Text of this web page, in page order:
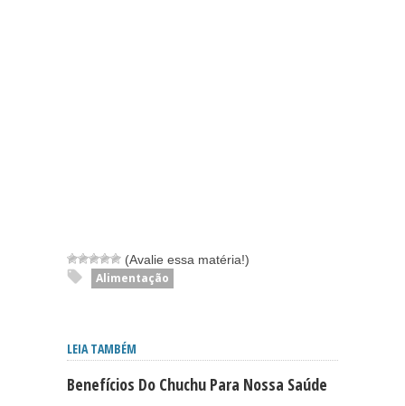
(Avalie essa matéria!)
Alimentação
LEIA TAMBÉM
Benefícios Do Chuchu Para Nossa Saúde